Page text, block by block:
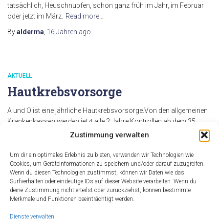
Zustimmung verwalten
Um dir ein optimales Erlebnis zu bieten, verwenden wir Technologien wie
Cookies, um Geräteinformationen zu speichern und/oder darauf zuzugreifen.
Wenn du diesen Technologien zustimmst, können wir Daten wie das
Surfverhalten oder eindeutige IDs auf dieser Website verarbeiten. Wenn du
deine Zustimmung nicht erteilst oder zurückziehst, können bestimmte
Merkmale und Funktionen beeinträchtigt werden.
Dienste verwalten
tatsächlich, Heuschnupfen, schon ganz früh im Jahr, im Februar
oder jetzt im März. Read more…
Byalderma 16 Jahren ago
AKTUELL
Hautkrebsvorsorge
A und O ist eine jährliche Hautkrebsvorsorge.Von den allgemeinen
Krankenkassen werden jetzt alle 2 Jahre Kontrollen ab dem 35.
Lebensjahr bezahlt. Manche BKK’s übernehmen wieder jährliche
Kontrollen ohne Alterseinschränkung. Privatpatienten sind nicht
eingeschränkt. Immer häufiger sind jüngere Menschen betroffen.
Regelmäßige Vorsorge und Kontrollen der bestehenden und neu
auftretenden Muttermale sind Read more…
Byalderma,17 Jahrenago